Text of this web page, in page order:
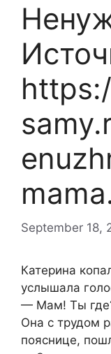
September 18,
Катерина
услышала
— Мам! Ты
Она с трудом
пояснице,